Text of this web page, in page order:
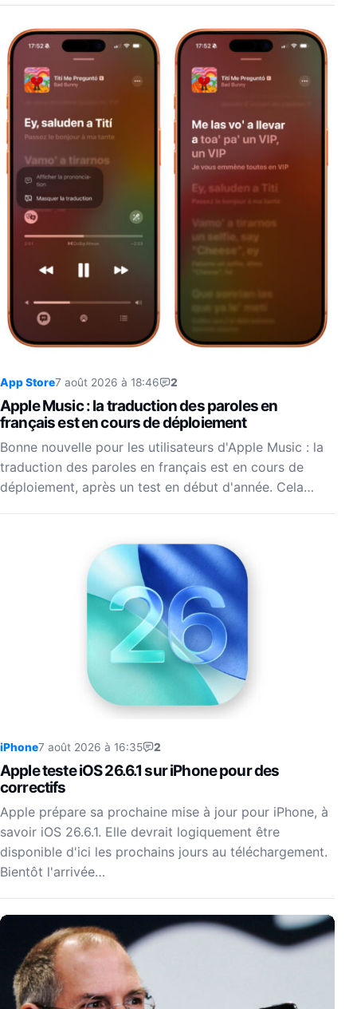
App Store7 août 2026 à 18:46 2
Apple Music : la traduction des paroles en
français est en cours de déploiement
Bonne nouvelle pour les utilisateurs d'Apple Music : la
traduction des paroles en français est en cours de
déploiement, après un test en début d'année. Cela…
iPhone7 août 2026 à 16:35 2
Apple teste iOS 26.6.1 sur iPhone pour des
correctifs
Apple prépare sa prochaine mise à jour pour iPhone, à
savoir iOS 26.6.1. Elle devrait logiquement être
disponible d'ici les prochains jours au téléchargement.
Bientôt l'arrivée…